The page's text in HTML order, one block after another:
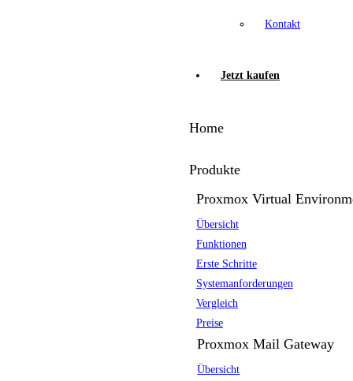
Kontakt
Jetzt kaufen
Home
Produkte
Proxmox Virtual
Übersicht
Funktionen
Erste Schritte
Systemanforderungen
Vergleich
Preise
Proxmox Mail Gateway
Übersicht